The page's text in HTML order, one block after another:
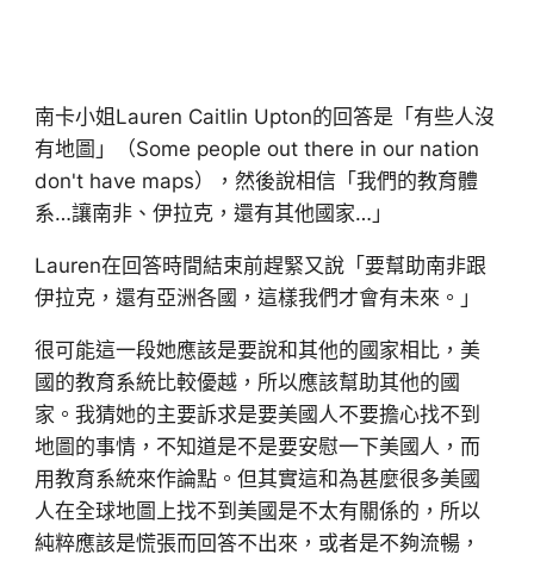
南卡小姐Lauren Caitlin Upton的回答是「有些人沒
有地圖」（Some people out there in our nation
don't have maps），然後說相信「我們的教育體
系…讓南非、伊拉克，還有其他國家…」
Lauren在回答時間結束前趕緊又說「要幫助南非跟
伊拉克，還有亞洲各國，這樣我們才會有未來。」
很可能這一段她應該是要說和其他的國家相比，美
國的教育系統比較優越，所以應該幫助其他的國
家。我猜她的主要訴求是要美國人不要擔心找不到
地圖的事情，不知道是不是要安慰一下美國人，而
用教育系統來作論點。但其實這和為甚麼很多美國
人在全球地圖上找不到美國是不太有關係的，所以
純粹應該是慌張而回答不出來，或者是不夠流暢，